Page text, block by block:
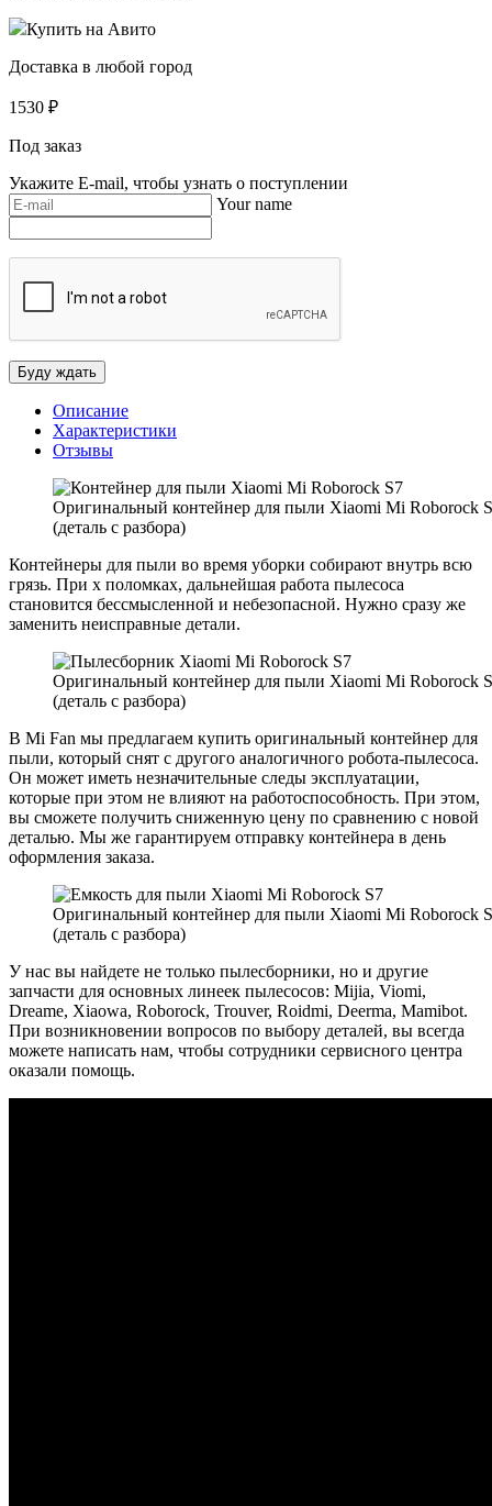
Купить на Авито
Доставка в любой город
1530 ₽
Под заказ
Укажите E-mail, чтобы узнать о поступлении
Your name
Описание
Характеристики
Отзывы
Оригинальный контейнер для пыли Xiaomi Mi Roborock
(деталь с разбора)
Контейнеры для пыли во время уборки собирают внутрь всю
грязь. При х поломках, дальнейшая работа пылесоса
становится бессмысленной и небезопасной. Нужно сразу же
заменить неисправные детали.
Оригинальный контейнер для пыли Xiaomi Mi Roborock
(деталь с разбора)
В Mi Fan мы предлагаем купить оригинальный контейнер для
пыли, который снят с другого аналогичного робота-пылесоса.
Он может иметь незначительные следы эксплуатации,
которые при этом не влияют на работоспособность. При этом,
вы сможете получить сниженную цену по сравнению с новой
деталью. Мы же гарантируем отправку контейнера в день
оформления заказа.
Оригинальный контейнер для пыли Xiaomi Mi Roborock
(деталь с разбора)
У нас вы найдете не только пылесборники, но и другие
запчасти для основных линеек пылесосов: Mijia, Viomi,
Dreame, Xiaowa, Roborock, Trouver, Roidmi, Deerma, Mamibot.
При возникновении вопросов по выбору деталей, вы всегда
можете написать нам, чтобы сотрудники сервисного центра
оказали помощь.